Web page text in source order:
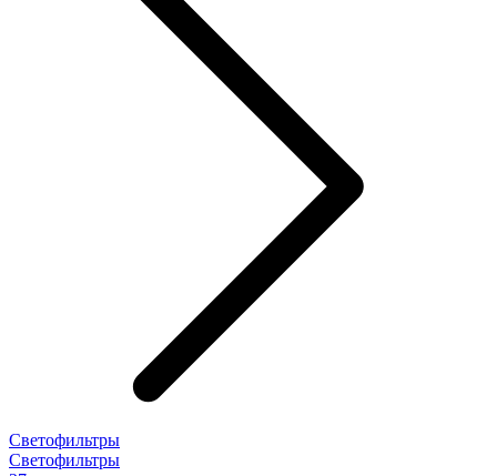
Светофильтры
Светофильтры